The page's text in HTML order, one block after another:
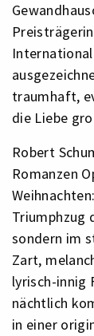
traumhaft,
die Liebe
Robert
Romanzen
Triumphzug
sondern im
Zart,
lyrisch-innig
nächtlich
in einer